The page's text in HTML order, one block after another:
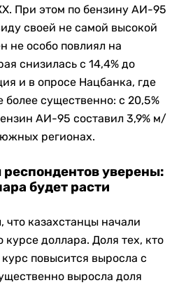
При этом по бензину АИ-95
своей не самой высокой
не особо повлиял на
снизилась с 14,4% до
и в опросе Нацбанка, где
существенно: с 20,5%
АИ-95 составил 3,9% м/
регионах.
уверены:
будет расти
что казахстанцы начали
курсе доллара. Доля тех, кто
курс повысится выросла с
выросла доля